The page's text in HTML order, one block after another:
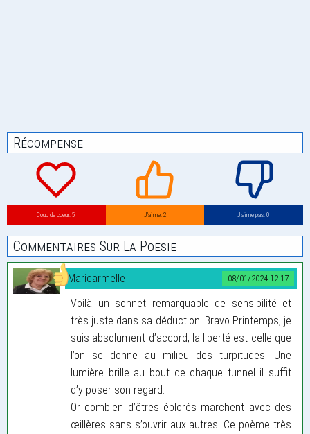
Récompense
Coup de coeur: 5 J’aime: 2 J’aime pas: 0
Commentaires Sur La Poesie
08/01/2024 12:17
Maricarmelle
Voilà un sonnet remarquable de sensibilité et
très juste dans sa déduction. Bravo Printemps, je
suis absolument d’accord, la liberté est celle que
l’on se donne au milieu des turpitudes. Une
lumière brille au bout de chaque tunnel il suffit
d’y poser son regard.
Or combien d’êtres éplorés marchent avec des
œillères sans s’ouvrir aux autres. Ce poème très